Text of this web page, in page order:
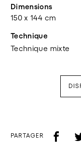
Dimensions
150 x 144 cm
Technique
Technique mixte
PARTAGER f